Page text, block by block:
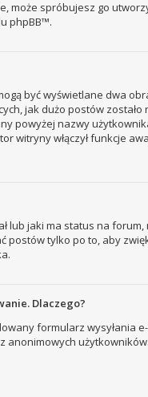
spróbujesz go
phpBB™.
być wyświetlane dwa
jak dużo postów
powyżej nazwy
włączył funkcje
jaki ma status na
tylko po to, aby
Dlaczego?
formularz wysyłania
anonimowych użytkowników.